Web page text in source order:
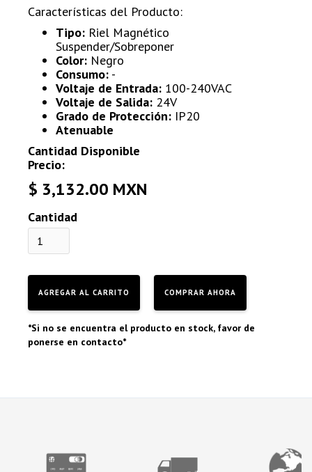
Características del Producto:
Tipo:Riel Magnético
Suspender/Sobreponer
Color:Negro
Consumo:-
Voltaje de Entrada:100-240VAC
Voltaje de Salida: 24V
Grado de Protección: IP20
Atenuable
Cantidad Disponible
Precio:
$ 3,132.00 MXN
Cantidad
COMPRAR AHORA
*Si no se encuentra el producto en stock, favor de
ponerse en contacto*